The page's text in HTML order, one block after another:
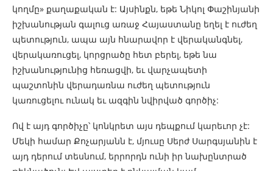
կողմը» քաղաքական է: Այսինքն, եթե Նիկոլ Փաշինյանի
իշխանության գալուց առաջ Հայաստանը եղել է ուժեղ
պետություն, ապա այն հնարավոր է վերականգնել,
վերակառուցել, կորցրածը հետ բերել, եթե նա
իշխանությունից հեռացվի, եւ վարչապետի
պաշտոնին վերադառնա ուժեղ պետություն
կառուցելու ունակ եւ ազգին նվիրված գործիչ:
Ով է այդ գործիչը՝ կոնկրետ այս դեպքում կարեւոր չէ:
Մեկի համար Քոչարյանն է, մյուսը Սերժ Սարգսյանին է
այդ դերում տեսնում, երրորդն ունի իր նախընտրած